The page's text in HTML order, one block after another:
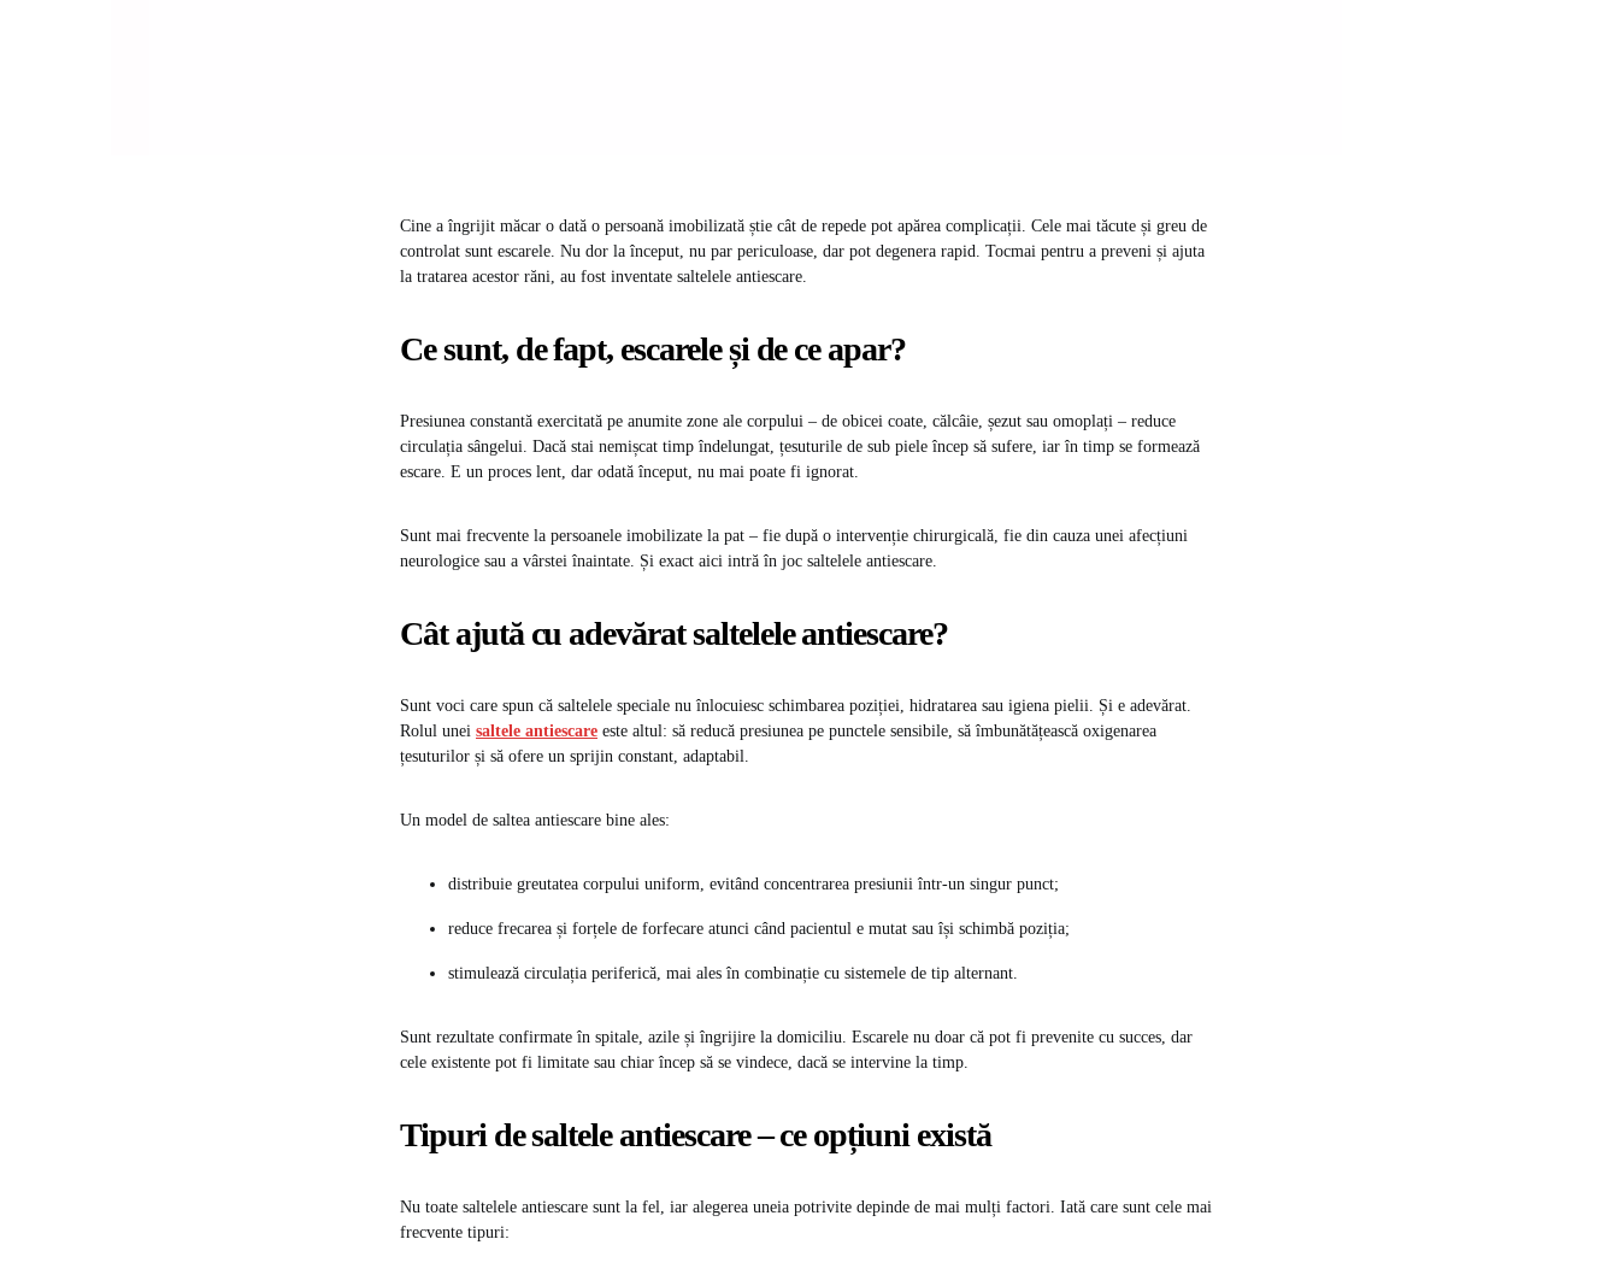
Cine a îngrijit măcar o dată o persoană imobilizată știe cât de repede pot apărea complicații. Cele mai tăcute și greu de
controlat sunt escarele. Nu dor la început, nu par periculoase, dar pot degenera rapid. Tocmai pentru a preveni și ajuta
la tratarea acestor răni, au fost inventate saltelele antiescare.
Ce sunt, de fapt, escarele și de ce apar?
Presiunea constantă exercitată pe anumite zone ale corpului – de obicei coate, călcâie, șezut sau omoplați – reduce
circulația sângelui. Dacă stai nemișcat timp îndelungat, țesuturile de sub piele încep să sufere, iar în timp se formează
escare. E un proces lent, dar odată început, nu mai poate fi ignorat.
Sunt mai frecvente la persoanele imobilizate la pat – fie după o intervenție chirurgicală, fie din cauza unei afecțiuni
neurologice sau a vârstei înaintate. Și exact aici intră în joc saltelele antiescare.
Cât ajută cu adevărat saltelele antiescare?
Sunt voci care spun că saltelele speciale nu înlocuiesc schimbarea poziției, hidratarea sau igiena pielii. Și e adevărat.
Rolul unei saltele antiescare este altul: să reducă presiunea pe punctele sensibile, să îmbunătățească oxigenarea
țesuturilor și să ofere un sprijin constant, adaptabil.
Un model de saltea antiescare bine ales:
distribuie greutatea corpului uniform, evitând concentrarea presiunii într-un singur punct;
reduce frecarea și forțele de forfecare atunci când pacientul e mutat sau își schimbă poziția;
stimulează circulația periferică, mai ales în combinație cu sistemele de tip alternant.
Sunt rezultate confirmate în spitale, azile și îngrijire la domiciliu. Escarele nu doar că pot fi prevenite cu succes, dar
cele existente pot fi limitate sau chiar încep să se vindece, dacă se intervine la timp.
Tipuri de saltele antiescare – ce opțiuni există
Nu toate saltelele antiescare sunt la fel, iar alegerea uneia potrivite depinde de mai mulți factori. Iată care sunt cele mai
frecvente tipuri: